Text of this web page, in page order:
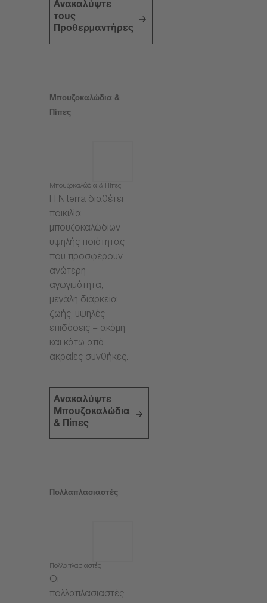
Ανακαλύψτε
τους
Προθερμαντήρες
Μπουζοκαλώδια &
Πίπες
Μπουζοκαλώδια & Πίπες
Η Niterra διαθέτει
ποικιλία
μπουζοκαλώδιων
υψηλής ποιότητας
που προσφέρουν
ανώτερη
αγωγιμότητα,
μεγάλη διάρκεια
ζωής, υψηλές
επιδόσεις – ακόμη
και κάτω από
ακραίες συνθήκες.
Ανακαλύψτε
Μπουζοκαλώδια
& Πίπες
Πολλαπλασιαστές
Πολλαπλασιαστές
Οι
πολλαπλασιαστές